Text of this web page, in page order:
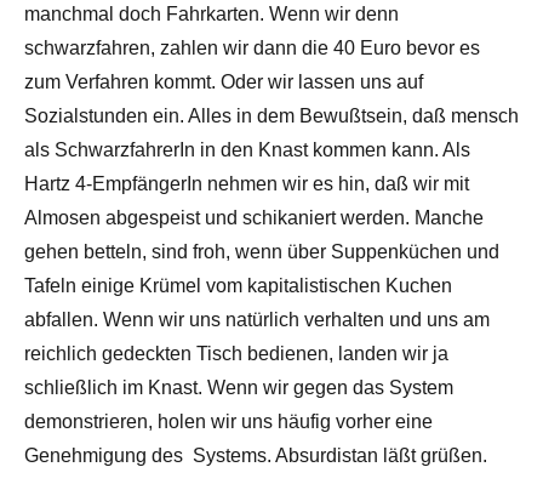
manchmal doch Fahrkarten. Wenn wir denn
schwarzfahren, zahlen wir dann die 40 Euro bevor es
zum Verfahren kommt. Oder wir lassen uns auf
Sozialstunden ein. Alles in dem Bewußtsein, daß mensch
als SchwarzfahrerIn in den Knast kommen kann. Als
Hartz 4-EmpfängerIn nehmen wir es hin, daß wir mit
Almosen abgespeist und schikaniert werden. Manche
gehen betteln, sind froh, wenn über Suppenküchen und
Tafeln einige Krümel vom kapitalistischen Kuchen
abfallen. Wenn wir uns natürlich verhalten und uns am
reichlich gedeckten Tisch bedienen, landen wir ja
schließlich im Knast. Wenn wir gegen das System
demonstrieren, holen wir uns häufig vorher eine
Genehmigung des Systems. Absurdistan läßt grüßen.